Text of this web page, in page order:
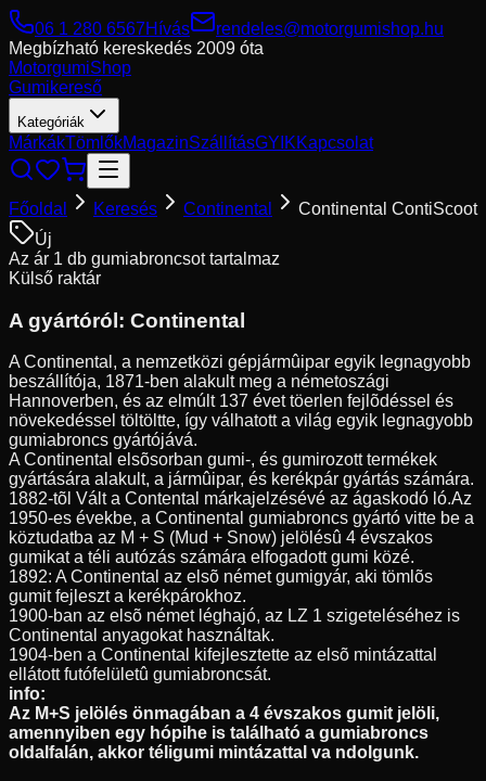
06 1 280 6567Hívás
rendeles@motorgumishop.hu
Megbízható kereskedés 2009 óta
MotorgumiShop
Gumikereső
Kategóriák
MárkákTömlőkMagazinSzállításGYIKKapcsolat
Főoldal Keresés Continental
Continental ContiScoot
Új
Az ár 1 db gumiabroncsot tartalmaz
Külső raktár
A gyártóról: Continental
A Continental, a nemzetközi gépjármûipar egyik legnagyobb
beszállítója, 1871-ben alakult meg a németoszági
Hannoverben, és az elmúlt 137 évet töerlen fejlõdéssel és
növekedéssel töltöltte, így válhatott a világ egyik legnagyobb
gumiabroncs gyártójává.
A Continental elsõsorban gumi-, és gumirozott termékek
gyártására alakult, a jármûipar, és kerékpár gyártás számára.
1882-tõl Vált a Contental márkajelzésévé az ágaskodó ló.Az
1950-es évekbe, a Continental gumiabroncs gyártó vitte be a
köztudatba az M + S (Mud + Snow) jelölésû 4 évszakos
gumikat a téli autózás számára elfogadott gumi közé.
1892: A Continental az elsõ német gumigyár, aki tömlõs
gumit fejleszt a kerékpárokhoz.
1900-ban az elsõ német léghajó, az LZ 1 szigeteléséhez is
Continental anyagokat használtak.
1904-ben a Continental kifejlesztette az elsõ mintázattal
ellátott futófelületû gumiabroncsát.
info:
Az M+S jelölés önmagában a 4 évszakos gumit jelöli,
amennyiben egy hópihe is található a gumiabroncs
oldalfalán, akkor téligumi mintázattal va ndolgunk.